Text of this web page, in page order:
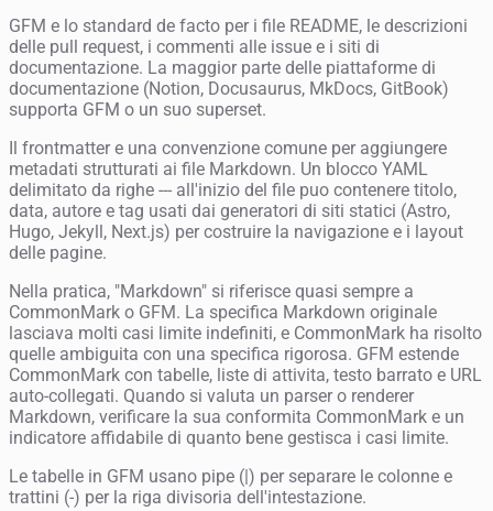
GFM e lo standard de facto per i file README, le descrizioni
delle pull request, i commenti alle issue e i siti di
documentazione. La maggior parte delle piattaforme di
documentazione (Notion, Docusaurus, MkDocs, GitBook)
supporta GFM o un suo superset.
Il frontmatter e una convenzione comune per aggiungere
metadati strutturati ai file Markdown. Un blocco YAML
delimitato da righe --- all'inizio del file puo contenere titolo,
data, autore e tag usati dai generatori di siti statici (Astro,
Hugo, Jekyll, Next.js) per costruire la navigazione e i layout
delle pagine.
Nella pratica, "Markdown" si riferisce quasi sempre a
CommonMark o GFM. La specifica Markdown originale
lasciava molti casi limite indefiniti, e CommonMark ha risolto
quelle ambiguita con una specifica rigorosa. GFM estende
CommonMark con tabelle, liste di attivita, testo barrato e URL
auto-collegati. Quando si valuta un parser o renderer
Markdown, verificare la sua conformita CommonMark e un
indicatore affidabile di quanto bene gestisca i casi limite.
Le tabelle in GFM usano pipe (|) per separare le colonne e
trattini (-) per la riga divisoria dell'intestazione.